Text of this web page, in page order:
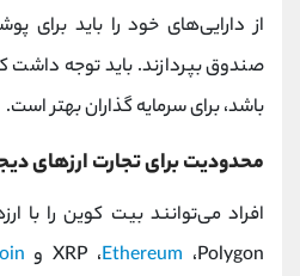
از دارایی‌های خود را باید برای
صندوق بپردازند. باید توجه
باشد، برای سرمایه گذاران بهتر است.
محدودیت برای تجارت ارزهای
افراد می‌توانند بیت کوین را با
XRP ،Ethereum ،Polygon و